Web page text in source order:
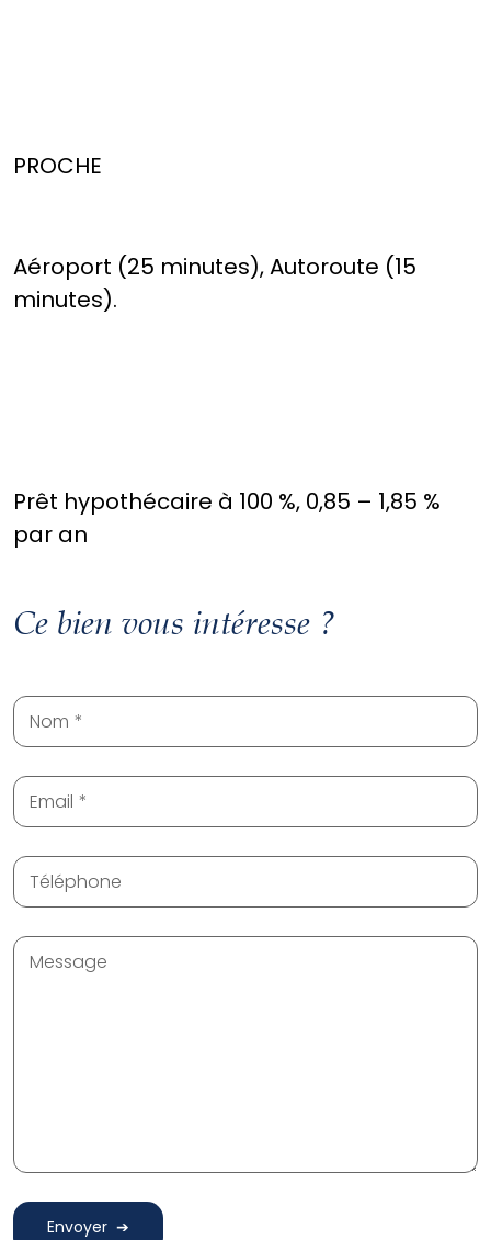
PROCHE
Aéroport (25 minutes), Autoroute (15
minutes).
Prêt hypothécaire à 100 %, 0,85 – 1,85 %
par an
Ce bien vous intéresse ?
Nom
Email
Téléphone
Message
Envoyer